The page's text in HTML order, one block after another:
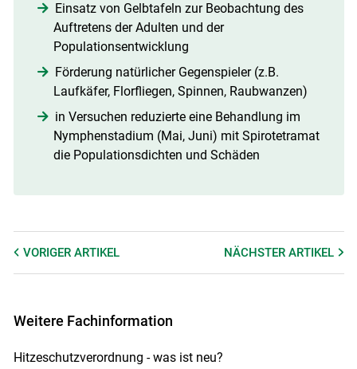
Einsatz von Gelbtafeln zur Beobachtung des
Auftretens der Adulten und der
Populationsentwicklung
Förderung natürlicher Gegenspieler (z.B.
Laufkäfer, Florfliegen, Spinnen, Raubwanzen)
in Versuchen reduzierte eine Behandlung im
Nymphenstadium (Mai, Juni) mit Spirotetramat
die Populationsdichten und Schäden
VORIGER ARTIKEL NÄCHSTERARTIKEL
Weitere Fachinformation
Hitzeschutzverordnung - was ist neu?